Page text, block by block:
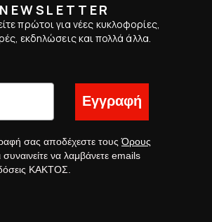
NEWSLETTER
πρώτοι για νέες κυκλοφορίες,
εκδηλώσεις και πολλά άλλα.
Εγγραφή
σας αποδέχεστε τουςΌρους
συναινείτε να λαμβάνετε emails
ΚΑΚΤΟΣ.